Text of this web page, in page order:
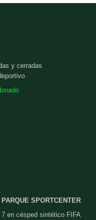
y cerradas
PARQUE SPORTCENTER
en césped sintético FIFA